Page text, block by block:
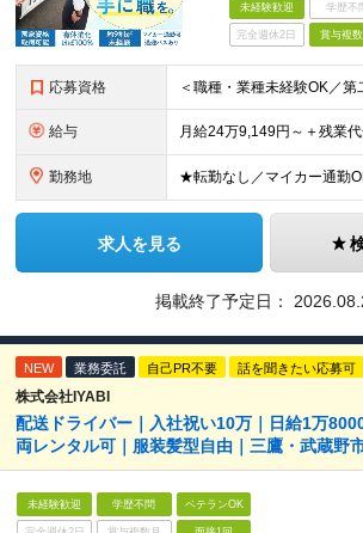
未経験歓迎 学歴不
完全週休2日 賞与複数
応募資格
給与
勤務地
求人を見る
掲載終了予定日：
NEW 業務委託 自己PR不要 話を聞きたい応募可
株式会社IYABI
配送ドライバー｜入社祝い10万｜日給1万
両レンタル可｜服装髪型自由｜三鷹・武蔵野
未経験歓迎 学歴不問 ベテランOK